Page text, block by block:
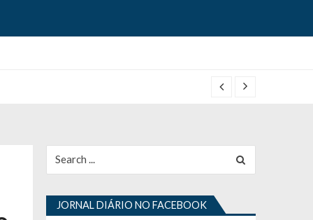
for:
JORNAL DIÁRIO NO FACEBOOK